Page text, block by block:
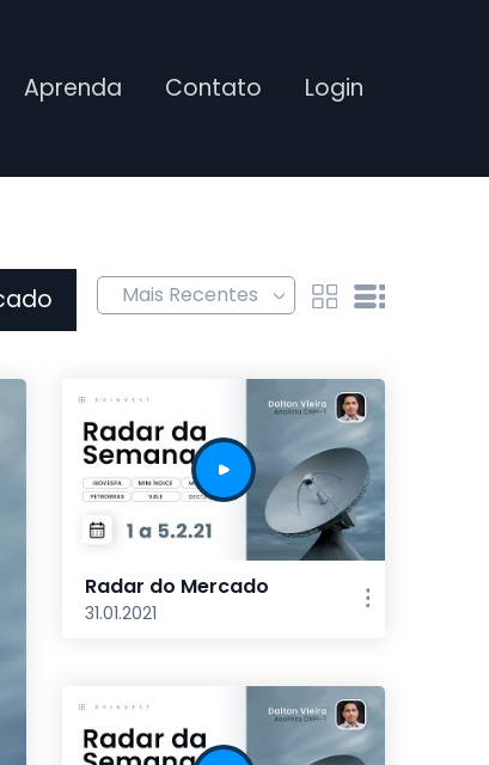
Aprenda Contato Login
Radar do Mercado
31.01.2021